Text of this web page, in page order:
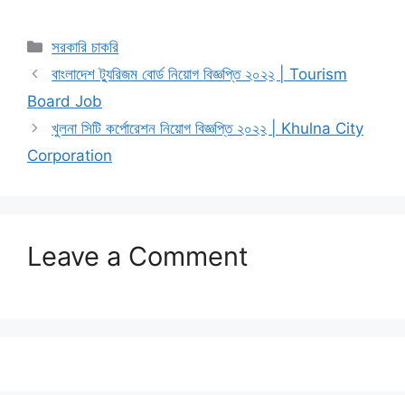
Categories
সরকারি চাকরি
বাংলাদেশ ট্যুরিজম বোর্ড নিয়োগ বিজ্ঞপ্তি ২০২২ | Tourism
Board Job
খুলনা সিটি কর্পোরেশন নিয়োগ বিজ্ঞপ্তি ২০২২ | Khulna City
Corporation
Leave a Comment